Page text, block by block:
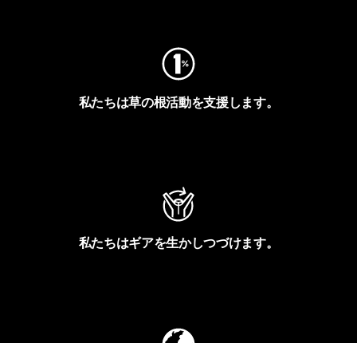
私たちは草の根活動を支援します。
私たちはギアを生かしつづけます。